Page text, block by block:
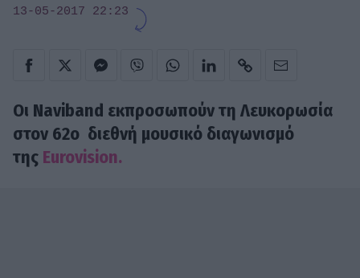
13-05-2017 22:23
Οι Naviband εκπροσωπούν τη Λευκορωσία
στον 62ο διεθνή μουσικό διαγωνισμό
της Eurovision.